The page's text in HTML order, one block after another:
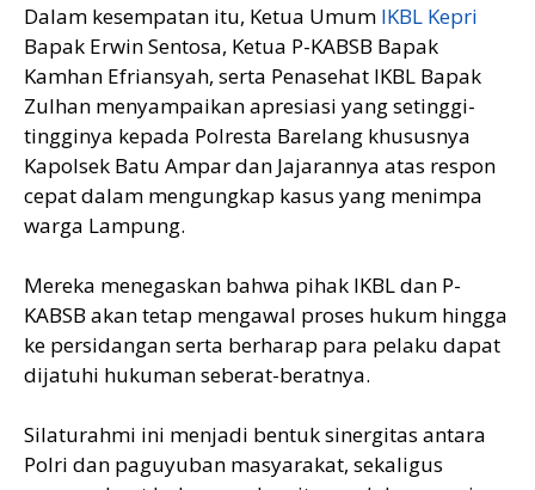
Dalam kesempatan itu, Ketua Umum IKBL Kepri
Bapak Erwin Sentosa, Ketua P-KABSB Bapak
Kamhan Efriansyah, serta Penasehat IKBL Bapak
Zulhan menyampaikan apresiasi yang setinggi-
tingginya kepada Polresta Barelang khususnya
Kapolsek Batu Ampar dan Jajarannya atas respon
cepat dalam mengungkap kasus yang menimpa
warga Lampung.
Mereka menegaskan bahwa pihak IKBL dan P-
KABSB akan tetap mengawal proses hukum hingga
ke persidangan serta berharap para pelaku dapat
dijatuhi hukuman seberat-beratnya.
Silaturahmi ini menjadi bentuk sinergitas antara
Polri dan paguyuban masyarakat, sekaligus